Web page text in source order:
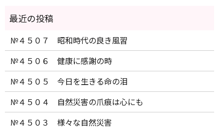
№４５０７ 昭和時代の良き風習
№４５０６ 健康に感謝の時
№４５０５ 今日を生きる命の泪
№４５０４ 自然災害の爪痕は心にも
№４５０３ 様々な自然災害